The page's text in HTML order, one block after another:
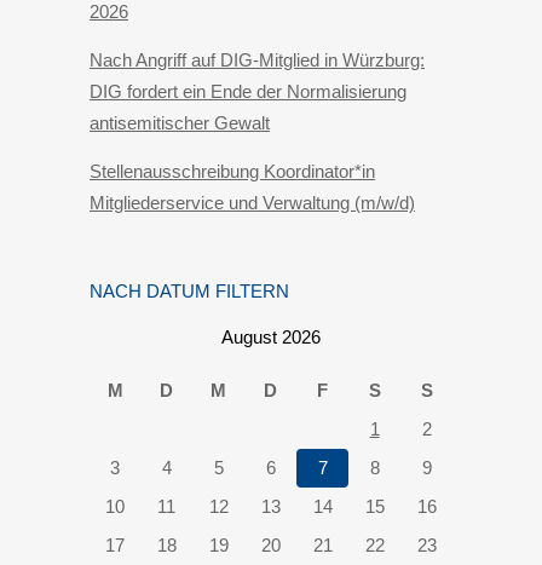
2026
Nach Angriff auf DIG-Mitglied in Würzburg:
DIG fordert ein Ende der Normalisierung
antisemitischer Gewalt
Stellenausschreibung Koordinator*in
Mitgliederservice und Verwaltung (m/w/d)
NACH DATUM FILTERN
August 2026
M D M D F S
S
1
2
3
4 5 6 7 8
9
10
11 12 13 14 15
16
17
18 19 20 21 22
23